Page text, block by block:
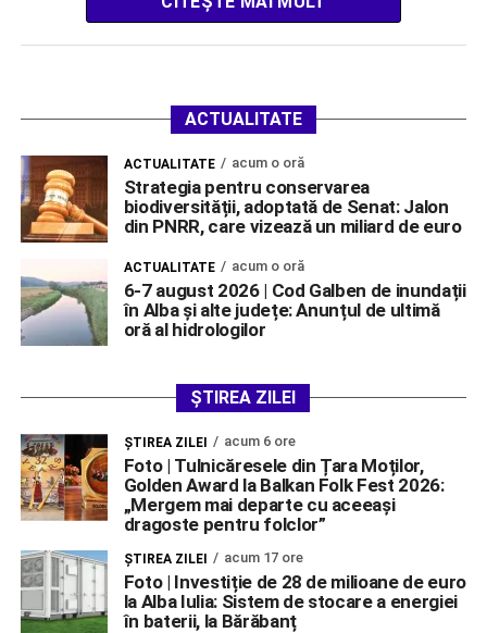
ACTUALITATE
ACTUALITATE acum o oră
Strategia pentru conservarea
biodiversității, adoptată de Senat: Jalon
din PNRR, care vizează un miliard de euro
ACTUALITATE acum o oră
6-7 august 2026 | Cod Galben de inundații
în Alba și alte județe: Anunțul de ultimă
oră al hidrologilor
ȘTIREA ZILEI
ŞTIREA ZILEI acum 6 ore
Foto | Tulnicăresele din Țara Moților,
Golden Award la Balkan Folk Fest 2026:
„Mergem mai departe cu aceeași
dragoste pentru folclor”
ŞTIREA ZILEI acum 17 ore
Foto | Investiție de 28 de milioane de euro
la Alba Iulia: Sistem de stocare a energiei
în baterii, la Bărăbanț